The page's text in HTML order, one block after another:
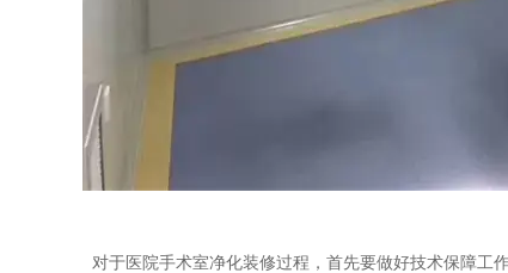
对于医院手术室净化装修过程，首先要做好技术保障工